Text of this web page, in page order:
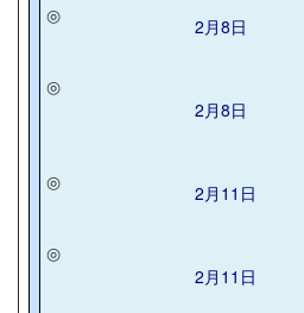
◎
2月8日
◎
2月8日
◎
2月11日
◎
2月11日